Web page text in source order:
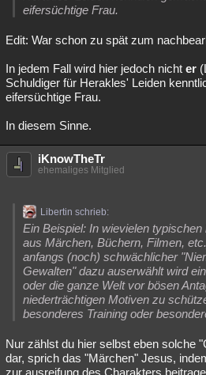
eifersüchtige Frau.
Edit: War schon zu spät zum
In jedem Fall wird hier jedoch nicht er
Schuldiger für Herakles' Leiden
eifersüchtige Frau.
In diesem Sinne.
iKnowTheTr
ehemaliges Mitglied
Libertin schrieb:
Ein Beispiel: In wievielen typischen
aus Märchen, Büchern, Filmen,
anfangs (noch) schwächlicher
Gewalten" dazu auserwählt wird
oder die ganze Welt vor bösen
niederträchtigen Motiven zu
besonderes Training oder
Nur zählst du hier selbst eben solche
dar, sprich das "Märchen" Jesus,
zur ausreifung des Charakters